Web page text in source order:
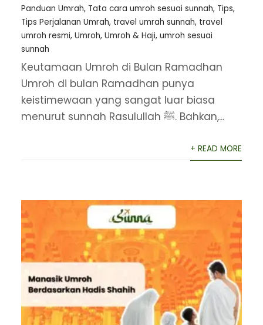
Panduan Umrah, Tata cara umroh sesuai sunnah, Tips,
Tips Perjalanan Umrah, travel umrah sunnah, travel
umroh resmi, Umroh, Umroh & Haji, umroh sesuai
sunnah
Keutamaan Umroh di Bulan Ramadhan
Umroh di bulan Ramadhan punya
keistimewaan yang sangat luar biasa
menurut sunnah Rasulullah ﷺ. Bahkan,...
+ READ MORE